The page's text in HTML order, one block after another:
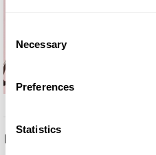
Selection
Necessary
Preferences
Statistics
POPIS